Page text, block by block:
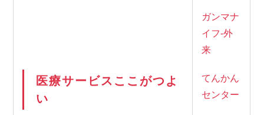
医療サービスここがつよ
い
ガンマナ
イフ-外
来
てんかん
センター